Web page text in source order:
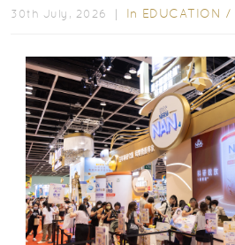
30th July, 2026 ｜ In EDUCATION /